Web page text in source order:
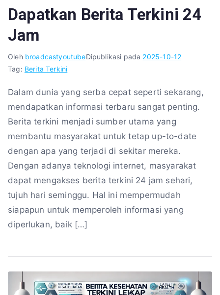
Dapatkan Berita Terkini 24
Jam
Oleh broadcastyoutubeDipublikasi pada 2025-10-12
Tag: Berita Terkini
Dalam dunia yang serba cepat seperti sekarang,
mendapatkan informasi terbaru sangat penting.
Berita terkini menjadi sumber utama yang
membantu masyarakat untuk tetap up-to-date
dengan apa yang terjadi di sekitar mereka.
Dengan adanya teknologi internet, masyarakat
dapat mengakses berita terkini 24 jam sehari,
tujuh hari seminggu. Hal ini mempermudah
siapapun untuk memperoleh informasi yang
diperlukan, baik […]